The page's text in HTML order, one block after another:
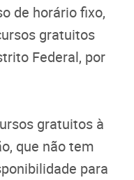
de horário fixo,
gratuitos
Federal, por
gratuitos à
que não tem
para